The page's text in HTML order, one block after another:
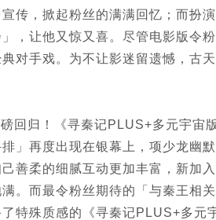
传，掀起粉丝的满满回忆；而扮
，让他又惊又喜。尽管电影版令
对手戏。为不让影迷留遗憾，古
归！《寻秦记PLUS+多元宇宙
」再度出现在银幕上，项少龙幽
善柔的细腻互动更加丰富，新加
。而最令粉丝期待的「与秦王相
特殊质感的《寻秦记PLUS+多元